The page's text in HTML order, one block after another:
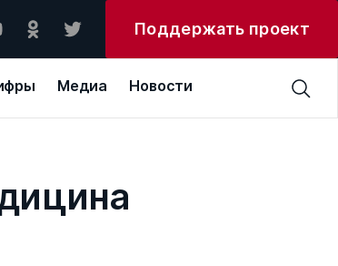
Поддержать проект
Медиа Новости